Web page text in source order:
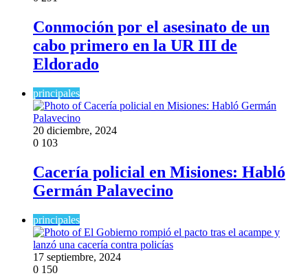
Conmoción por el asesinato de un
cabo primero en la UR III de
Eldorado
principales
20 diciembre, 2024
0 103
Cacería policial en Misiones: Habló
Germán Palavecino
principales
17 septiembre, 2024
0 150